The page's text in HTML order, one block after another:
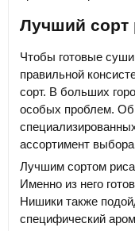
Лучший сорт
Чтобы готовые
правильной
сорт. В больших
особых проблем.
ассортимент
Лучшим сортом
Именно из него
Нишики также
специфический